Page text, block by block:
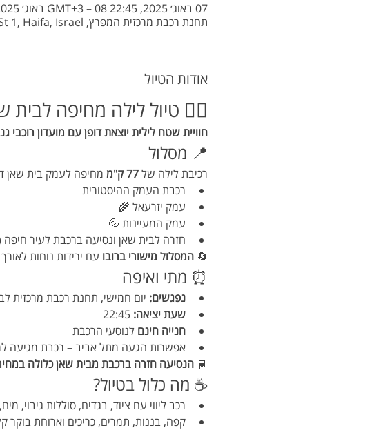
07 באוג׳ 2025, 22:45 GMT‎+3‎ – 08 באוג׳ 2025, 07:45 GMT‎+3‎
תחנת רכבת מרכזית המפרץ, HaAshlag St 1, Haifa, Israel
אודות הטיול
🚴‍♂️ טיול לילה מחיפה
חוויית שטח לילית יוצאת דופן עם מועדון רוכבי
📍 מסלול
רכיבת לילה של 77 ק"מ
מחיפה לעמק בית שאן
רכבת העמק ההיסטורית
עמק יזרעאל 🌾
עמק המעיינות 💦
חזרה לבית שאן ונסיעה ברכבת לעיר חיפה
🔄 המסלול מישורי ברובו עם ירידות נוחות לאורך
⏰ מתי ואיפה
נפגשים: יום חמישי, תחנת רכבת מרכזית
שעת יציאה:
חנייה חינם לנוסעי הרכבת
אפשרות הגעה מתל אביב – רכבת מגיעה למפרץ ב־22:41 (ניתן
🚆 הנסיעה חזרה ברכבת מבית שאן כלולה
☕ מה כלול בטיול?
רכב ליווי עם ציוד, בגדים, סוללות גיבוי,
קפה, בננות, תמרים, כריכים וארוחת בוקר